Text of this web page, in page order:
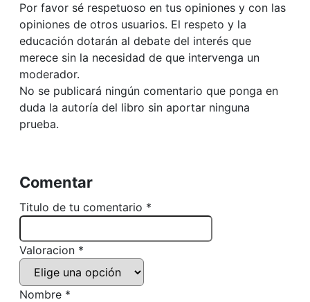
Por favor sé respetuoso en tus opiniones y con las
opiniones de otros usuarios. El respeto y la
educación dotarán al debate del interés que
merece sin la necesidad de que intervenga un
moderador.
No se publicará ningún comentario que ponga en
duda la autoría del libro sin aportar ninguna
prueba.
Comentar
Titulo de tu comentario *
Valoracion *
Nombre *